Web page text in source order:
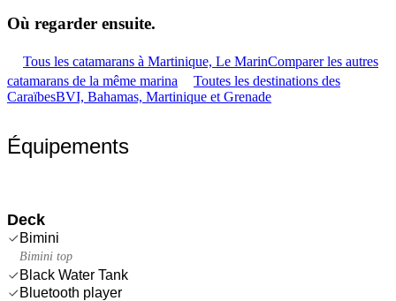
Où regarder ensuite.
Tous les catamarans à Martinique, Le MarinComparer les autres
catamarans de la même marina
Toutes les destinations des
CaraïbesBVI, Bahamas, Martinique et Grenade
Équipements
Deck
Bimini
Bimini top
Black Water Tank
Bluetooth player